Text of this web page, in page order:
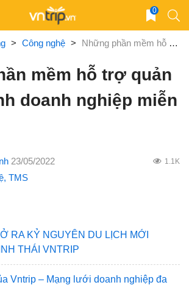
0
> Công nghệ > Những phần mềm hỗ trợ quản lý tài chính doanh nghiệp miễn phí
mềm hỗ trợ quản
doanh nghiệp miễn
23/05/2022 1.1K
, TMS
RA KỶ NGUYÊN DU LỊCH MỚI
THÁI VNTRIP
Vntrip – Mạng lưới doanh nghiệp đa